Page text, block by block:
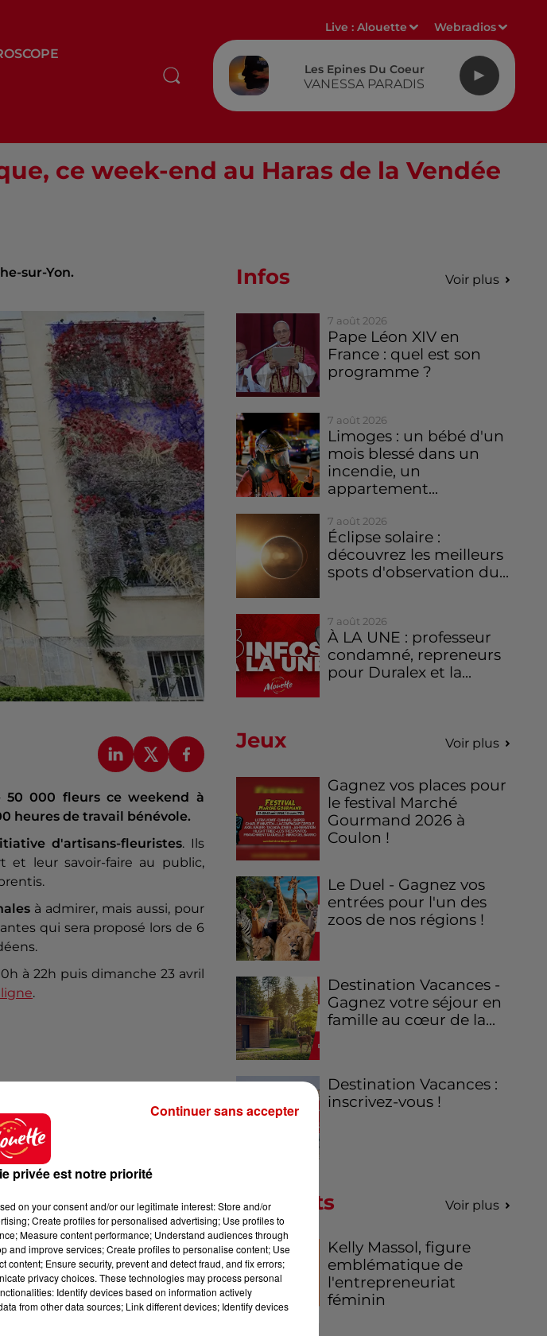
Live :Alouette Webradios
Les Epines Du Coeur
VANESSA PARADIS
ce week-end au Haras de la Vendée
sur-Yon.
50 000 fleurs ce weekend à
heures de travail bénévole.
d'artisans-fleuristes. Ils
et leur savoir-faire au public,
à admirer, mais aussi, pour
qui sera proposé lors de 6
à 22h puis dimanche 23 avril
.
Infos Voir plus
7 août 2026
Pape Léon XIV en
France : quel est son
programme ?
7 août 2026
Limoges : un bébé d'un
mois blessé dans un
incendie, un
appartement...
7 août 2026
Éclipse solaire :
découvrez les meilleurs
spots d'observation du...
7 août 2026
À LA UNE : professeur
condamné, repreneurs
pour Duralex et la...
Jeux Voir plus
Gagnez vos places pour
le festival Marché
Gourmand 2026 à
Coulon !
Le Duel - Gagnez vos
entrées pour l'un des
zoos de nos régions !
Destination Vacances -
Gagnez votre séjour en
famille au cœur de la...
Destination Vacances :
inscrivez-vous !
Podcasts Voir plus
Kelly Massol, figure
emblématique de
l'entrepreneuriat
féminin
privée est notre priorité
on your consent and/or our legitimate interest: Store and/or
Create profiles for personalised advertising; Use profiles to
Measure content performance; Understand audiences through
and improve services; Create profiles to personalise content; Use
Ensure security, prevent and detect fraud, and fix errors;
privacy choices. These technologies may process personal
Identify devices based on information actively
from other data sources; Link different devices; Identify devices
Continuer sans accepter